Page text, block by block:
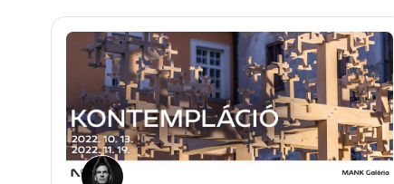
Menasági Péter, Polgár Botond